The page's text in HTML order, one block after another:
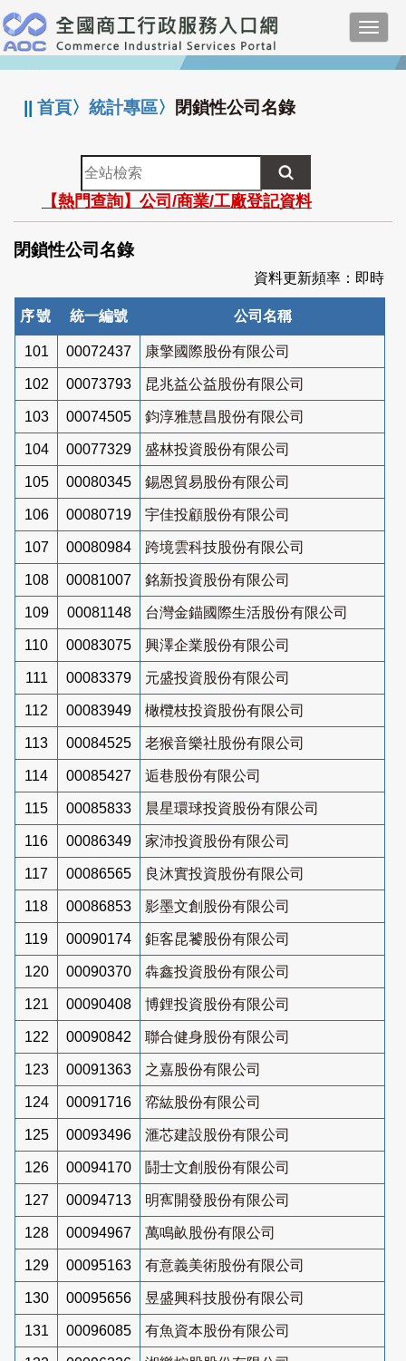
跳
到
主
要
:::
||首頁〉統計專區〉 閉鎖性公司名錄
全
站
檢
索
【熱門查詢】公司/商業/工廠登記資料
閉鎖性公司名錄
資料更新頻率：即時
序號 統一編號 公司名稱
101 00072437 康擎國際股份有限公司
102 00073793 昆兆益公益股份有限公司
103 00074505 鈞淳雅慧昌股份有限公司
104 00077329 盛林投資股份有限公司
105 00080345 錫恩貿易股份有限公司
106 00080719 宇佳投顧股份有限公司
107 00080984 跨境雲科技股份有限公司
108 00081007 銘新投資股份有限公司
109 00081148 台灣金錨國際生活股份有限公司
110 00083075 興澤企業股份有限公司
111 00083379 元盛投資股份有限公司
112 00083949 橄欖枝投資股份有限公司
113 00084525 老猴音樂社股份有限公司
114 00085427 逅巷股份有限公司
115 00085833 晨星環球投資股份有限公司
116 00086349 家沛投資股份有限公司
117 00086565 良沐實投資股份有限公司
118 00086853 影墨文創股份有限公司
119 00090174 鉅客昆饕股份有限公司
120 00090370 犇鑫投資股份有限公司
121 00090408 博鋰投資股份有限公司
122 00090842 聯合健身股份有限公司
123 00091363 之嘉股份有限公司
124 00091716 帟紘股份有限公司
125 00093496 滙芯建設股份有限公司
126 00094170 鬪士文創股份有限公司
127 00094713 明寯開發股份有限公司
128 00094967 萬鳴畝股份有限公司
129 00095163 有意義美術股份有限公司
130 00095656 昱盛興科技股份有限公司
131 00096085 有魚資本股份有限公司